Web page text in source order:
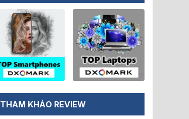
THAM KHẢO REVIEW